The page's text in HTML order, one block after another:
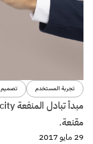
تجربة المستخدم تصميم
مقنعة.
29 مايو 2017